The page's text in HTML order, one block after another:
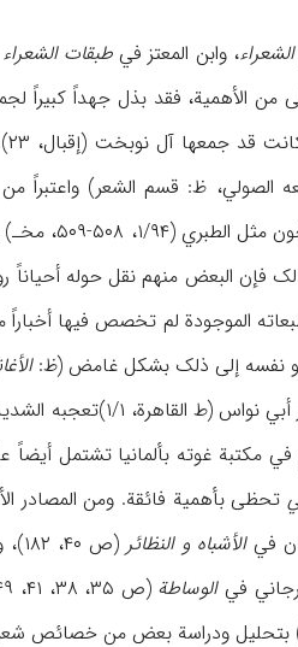
، وابن المعتز فيطبقات الشعراء
الأولی من الأهمیة، فقد بذل جهداً
الصولي، ظ: قسم الشعر) واعتبراً
الموجودة لم تخصص فیها
هو نفسه إلی ذلک بشکل غامض (ظ:
قال إنه لم یعثر في النسخ المتعددة
تحظی بأهمیة فائقة. ومن المصادر
الأشباه و النظائر
(ص
فيالوساطة(ص ۳۵، ۳۸، ۴۱، ۴۹، ۵۵-۶۴، مخـ) و أبوهلال العسکري في